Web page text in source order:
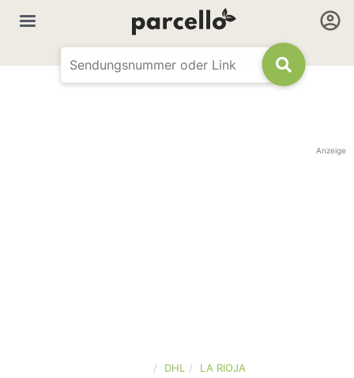
Anzeige
DHL LA RIOJA